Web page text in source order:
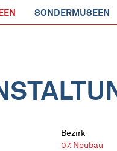
SONDERMUSEEN
Bezirk
07. Neubau